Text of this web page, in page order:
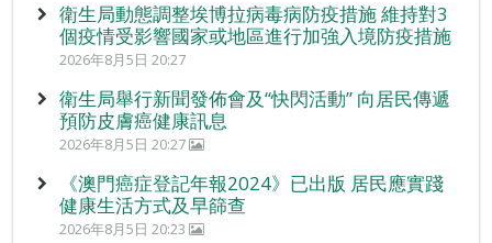
衛生局動態調整埃博拉病毒病防疫措施 維持對3
個疫情受影響國家或地區進行加強入境防疫措施
2026年8月5日 20:27
衛生局舉行新聞發佈會及“快閃活動” 向居民傳遞
預防皮膚癌健康訊息
2026年8月5日 20:27
《澳門癌症登記年報2024》已出版 居民應實踐
健康生活方式及早篩查
2026年8月5日 20:23